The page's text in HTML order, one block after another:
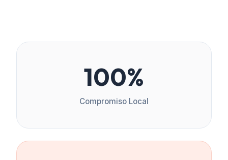
100%
Compromiso Local